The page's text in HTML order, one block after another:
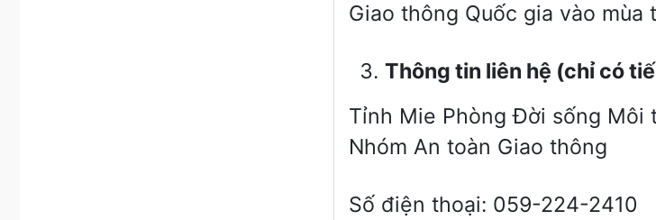
Giao thông Quốc gia vào mùa
Thông tin liên hệ (chỉ có
Tỉnh Mie Phòng Đời sống Môi
Nhóm An toàn Giao thông
Số điện thoại: 059-224-2410